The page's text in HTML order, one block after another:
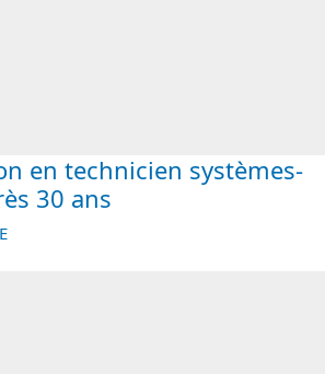
en technicien systèmes-
30 ans